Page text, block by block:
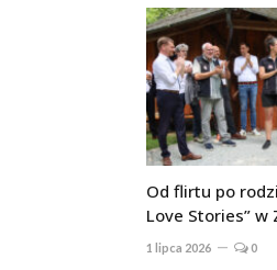
Od flirtu po
Love Stories” w
1 lipca 2026 0